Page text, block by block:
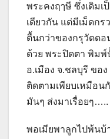
พระคงฤๅษี ซึ่งเดิม
เดียวกัน แต่มีเม็ดก
ตื้นกว่าของกรุวัดด
ด้วย พระปิดตา พิมพ์
อ.เมือง จ.ชลบุรี ขอ
ติดตามเพียบเหมือน
มันๆ ส่งมาเรื่อยๆ…..
พอเมียพาลูกไปพ้นบ้